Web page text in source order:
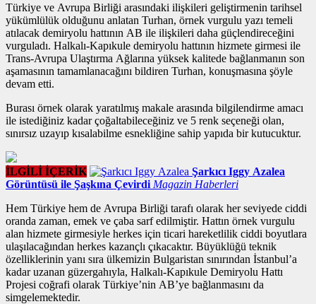
Türkiye ve Avrupa Birliği arasındaki ilişkileri geliştirmenin tarihsel
yükümlülük olduğunu anlatan Turhan, örnek vurgulu yazı temeli
atılacak demiryolu hattının AB ile ilişkileri daha güçlendireceğini
vurguladı. Halkalı-Kapıkule demiryolu hattının hizmete girmesi ile
Trans-Avrupa Ulaştırma Ağlarına yüksek kalitede bağlanmanın son
aşamasının tamamlanacağını bildiren Turhan, konuşmasına şöyle
devam etti.
Burası örnek olarak yaratılmış makale arasında bilgilendirme amacı
ile istediğiniz kadar çoğaltabileceğiniz ve 5 renk seçeneği olan,
sınırsız uzayıp kısalabilme esnekliğine sahip yapıda bir kutucuktur.
İLGİLİ İÇERİK
Şarkıcı Iggy Azalea
Görüntüsü ile Şaşkına Çevirdi Magazin Haberleri
Hem Türkiye hem de Avrupa Birliği tarafı olarak her seviyede ciddi
oranda zaman, emek ve çaba sarf edilmiştir. Hattın örnek vurgulu
alan hizmete girmesiyle herkes için ticari hareketlilik ciddi boyutlara
ulaşılacağından herkes kazançlı çıkacaktır. Büyüklüğü teknik
özelliklerinin yanı sıra ülkemizin Bulgaristan sınırından İstanbul’a
kadar uzanan güzergahıyla, Halkalı-Kapıkule Demiryolu Hattı
Projesi coğrafi olarak Türkiye’nin AB’ye bağlanmasını da
simgelemektedir.